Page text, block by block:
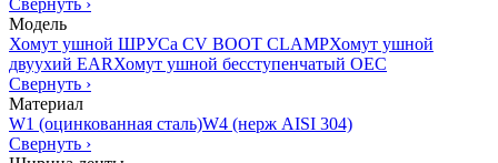
Свернуть ›
Модель
Хомут ушной ШРУСа CV BOOT CLAMPХомут ушной
двуухий EARХомут ушной бесступенчатый OEC
Свернуть ›
Материал
W1 (оцинкованная сталь)W4 (нерж AISI 304)
Свернуть ›